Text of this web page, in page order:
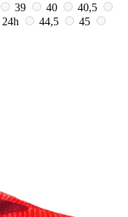
39 40
40,5
24h 44,5
45